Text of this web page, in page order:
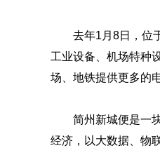
去年1月8日，位
工业设备、机场特种
场、地铁提供更多的
简州新城便是一
经济，以大数据、物